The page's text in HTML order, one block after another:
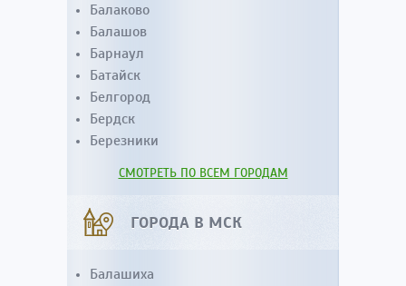
Балаково
Балашов
Барнаул
Батайск
Белгород
Бердск
Березники
СМОТРЕТЬ ПО ВСЕМ ГОРОДАМ
ГОРОДА В МСК
Балашиха